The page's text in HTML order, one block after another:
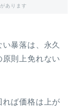
あります
暴落は、永久
則上免れない
ば価格は上が